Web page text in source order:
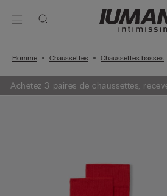
Homme Chaussettes Chaussettes basses
Achetez 3 paires de chaussettes,
GRATUITES !